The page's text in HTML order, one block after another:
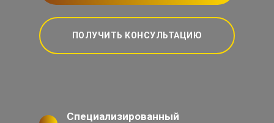
ПОЛУЧИТЬ КОНСУЛЬТАЦИЮ
Специализированный